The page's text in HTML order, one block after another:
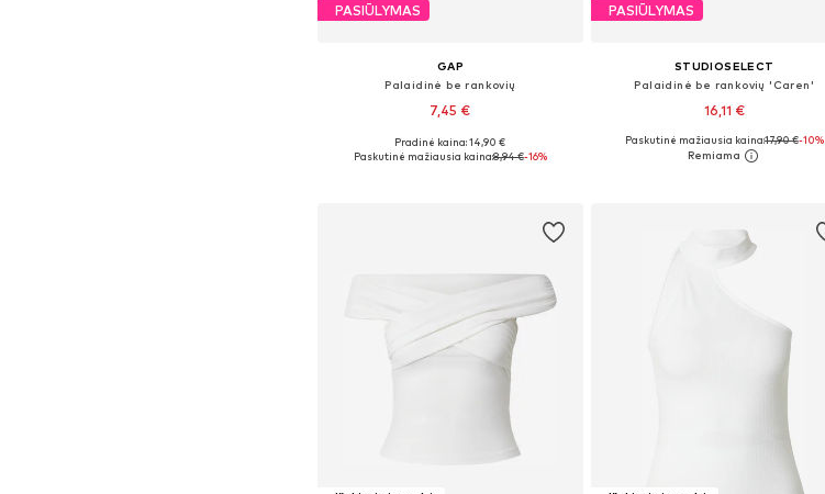
PASIŪLYMAS
GAP
Palaidinė be rankovių
7,45 €
Galimi dydžiai: XS, S, M, L, XL
Pradinė kaina: 14,90 €
Paskutinė mažiausia kaina:8,94 €-16%
PASIŪLYMAS
STUDIOSELECT
Palaidinė be rankovių 'Caren'
16,11 €
Galimi dydžiai: S, M, L
Paskutinė mažiausia kaina:17,90 €-10%